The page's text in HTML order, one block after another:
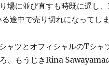
場に並び直すも時既に遅し
途中で売り切れになってし
ツとオフィシャルのTシャ
、もうじきRina Sawayama